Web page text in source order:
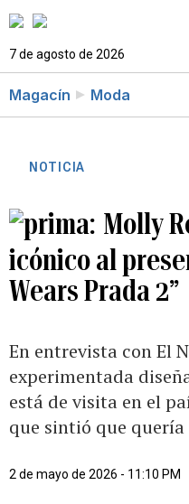
7 de agosto de 2026
Magacín Moda
NOTICIA
Molly
icónico al
Wears Prada 2”
En entrevista con El
experimentada
está de visita en el
que sintió que
2 de mayo de 2026 - 11:10 PM